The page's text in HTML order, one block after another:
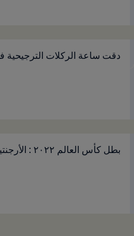
دقت ساعة الركلات الترجيحية
بطل كأس العالم ٢٠٢٢ : الأرجنتين